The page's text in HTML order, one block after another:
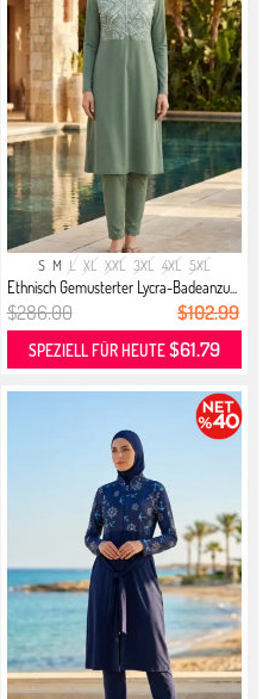
S M L XL XXL 3XL 4XL 5XL
Ethnisch Gemusterter Lycra-Badeanzu...
$286.00 $102.99
SPEZIELL FÜR HEUTE$61.79